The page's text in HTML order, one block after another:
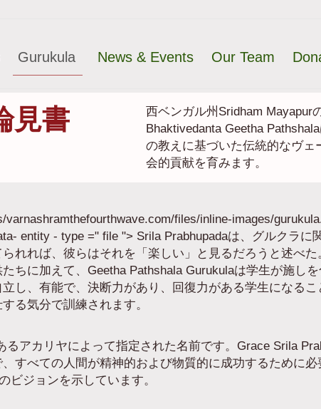
Gurukula News & Events Our Team
見書
西ベンガル州Sridham Mayapur
Bhaktivedanta Geetha
の教えに基づいた伝統的なヴ
会的貢献を育みます。
files/inline-images/
entity - type =" file "> Srila Prabhupadaは、グルクラに
れれば、彼らはそれを「楽しい」と見るだろうと述べ
ちに加えて、Geetha Pathshala Gurukulaは学生が施し
し、有能で、決断力があり、回復力がある学生になる
る気分で訓練されます。
アカリヤによって指定された名前です。Grace Srila
すべての人間が精神的および物質的に成功するために
ビジョンを示しています。